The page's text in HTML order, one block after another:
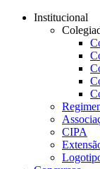
Conteúdo principal
Institucional
CIPA